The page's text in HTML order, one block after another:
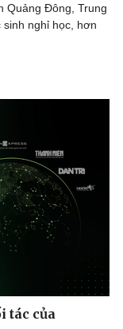
Quảng Đông, Trung
nghỉ học, hơn
tác của